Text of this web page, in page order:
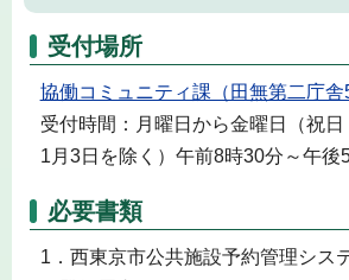
受付場所
協働コミュニティ課（田無第二庁舎
受付時間：月曜日から金曜日（祝
1月3日を除く）午前8時30分～午後
必要書類
1．西東京市公共施設予約管理シス